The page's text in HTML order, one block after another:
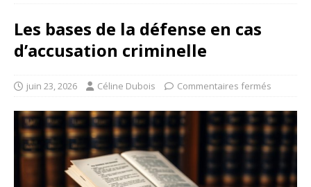
Les bases de la défense en cas
d’accusation criminelle
juin 23, 2026 Céline Dubois Commentaires fermés